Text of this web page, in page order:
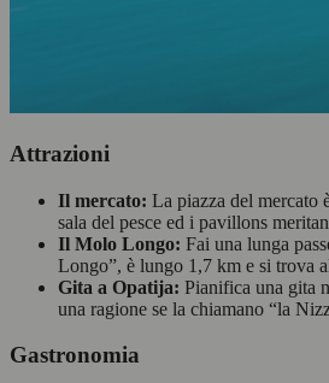
Attrazioni
Il mercato: La piazza del mercato
sala del pesce ed i pavillons
Il Molo Longo: Fai una lunga
Longo”, è lungo 1,7 km e si trova
Gita a Opatija: Pianifica una gita
una ragione se la chiamano “la
Gastronomia